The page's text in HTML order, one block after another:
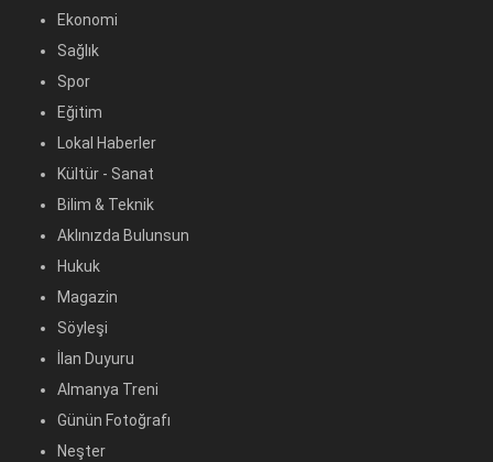
Ekonomi
Sağlık
Spor
Eğitim
Lokal Haberler
Kültür - Sanat
Bilim & Teknik
Aklınızda Bulunsun
Hukuk
Magazin
Söyleşi
İlan Duyuru
Almanya Treni
Günün Fotoğrafı
Neşter